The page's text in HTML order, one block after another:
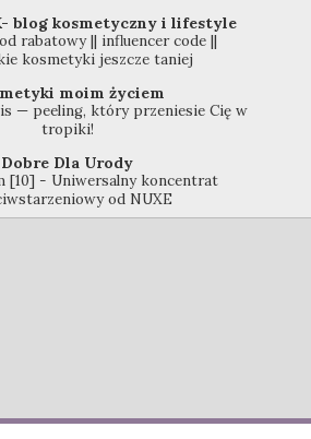
blog kosmetyczny i lifestyle
rabatowy || influencer code ||
kosmetyki jeszcze taniej
moim życiem
— peeling, który przeniesie Cię w
tropiki!
Dobre Dla Urody
[10] - Uniwersalny koncentrat
od NUXE